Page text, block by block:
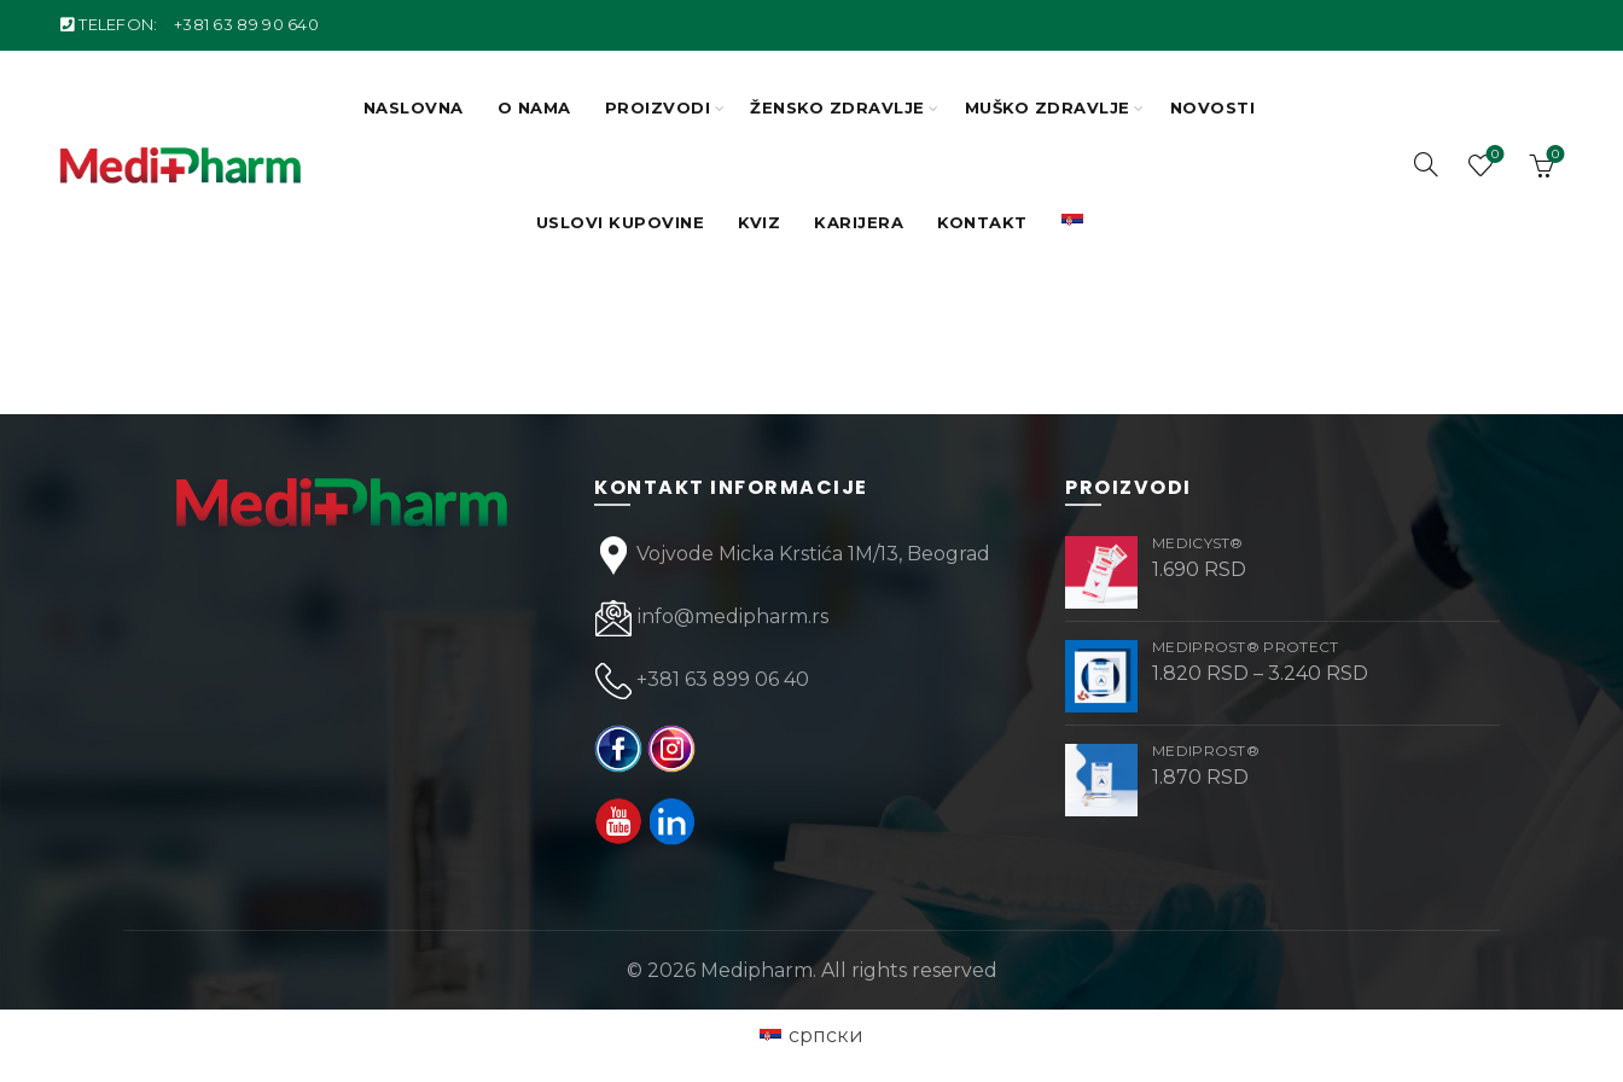
TELEFON: +381 63 89 90 640
NASLOVNA O NAMA PROIZVODI ŽENSKO ZDRAVLJE MUŠKO ZDRAVLJE NOVOSTI
USLOVI KUPOVINE KVIZ KARIJERA KONTAKT
0 0
KONTAKT INFORMACIJE
Vojvode Micka Krstića 1M/13, Beograd
info@medipharm.rs
+381 63 899 06 40
PROIZVODI
MEDICYST®
1.690 RSD
MEDIPROST® PROTECT
1.820 RSD – 3.240 RSD
1.820 RSD
MEDIPROST®
1.870 RSD
© 2026 Medipharm. All rights reserved
српски